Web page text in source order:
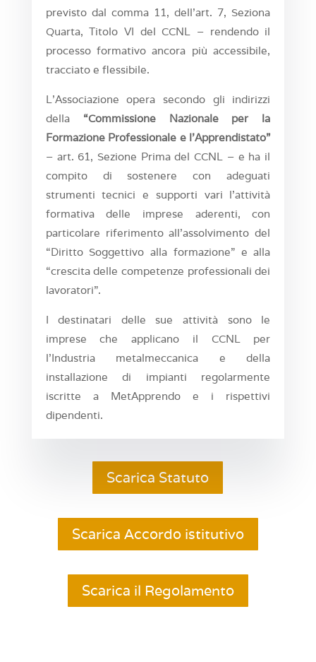
previsto dal comma 11, dell’art. 7, Seziona
Quarta, Titolo VI del CCNL – rendendo il
processo formativo ancora più accessibile,
tracciato e flessibile.
L’Associazione opera secondo gli indirizzi
della “Commissione Nazionale per la
Formazione Professionale e l’Apprendistato”
– art. 61, Sezione Prima del CCNL – e ha il
compito di sostenere con adeguati
strumenti tecnici e supporti vari l’attività
formativa delle imprese aderenti, con
particolare riferimento all’assolvimento del
“Diritto Soggettivo alla formazione” e alla
“crescita delle competenze professionali dei
lavoratori”.
I destinatari delle sue attività sono le
imprese che applicano il CCNL per
l’Industria metalmeccanica e della
installazione di impianti regolarmente
iscritte a MetApprendo e i rispettivi
dipendenti.
Scarica Statuto
Scarica Accordo istitutivo
Scarica il Regolamento